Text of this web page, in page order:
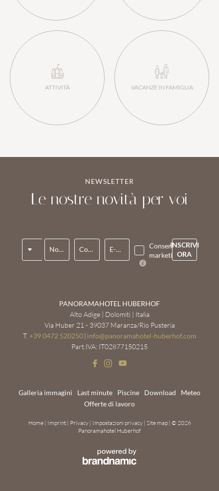
ATTIVITÀ VACANZE IN FAMIGLIA
NEWSLETTER
Le nostre novità per voi
Nome* Cognome* E-mail*
Consenso
marketing*
INSCRIVI
ORA
PANORAMAHOTEL HUBERHOF
Alto Adige | Dolomiti | Italia
Via Huber 21 - 39037 Maranza/Rio Pusteria
T. +39 0472 520250 | info@panoramahotel-huberhof.com
Part.IVA: IT02877150215
Galleria immagini Last minute Piscine Download
Meteo
Offerte di lavoro
Home | Imprint | Privacy | Impostazioni privacy | Site map | © 2026
Panoramahotel Huberhof